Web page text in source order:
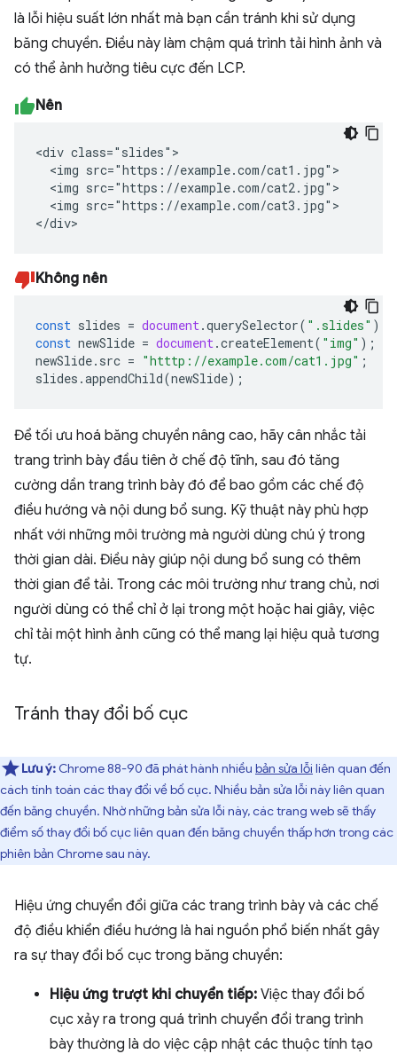
là lỗi hiệu suất lớn nhất mà bạn cần tránh khi sử dụng
băng chuyền. Điều này làm chậm quá trình tải hình ảnh và
có thể ảnh hưởng tiêu cực đến LCP.
Nên
<div class="slides">
  <img src="https://example.com/cat1.jpg">
  <img src="https://example.com/cat2.jpg">
  <img src="https://example.com/cat3.jpg">
</div>
Không nên
const slides = document .querySelector( ".slides" );
const newSlide = document .createElement( "img" );
newSlide. src = "htttp://example.com/cat1.jpg" ;
slides .appendChild(newSlide);
Để tối ưu hoá băng chuyền nâng cao, hãy cân nhắc tải
trang trình bày đầu tiên ở chế độ tĩnh, sau đó tăng
cường dần trang trình bày đó để bao gồm các chế độ
điều hướng và nội dung bổ sung. Kỹ thuật này phù hợp
nhất với những môi trường mà người dùng chú ý trong
thời gian dài. Điều này giúp nội dung bổ sung có thêm
thời gian để tải. Trong các môi trường như trang chủ, nơi
người dùng có thể chỉ ở lại trong một hoặc hai giây, việc
chỉ tải một hình ảnh cũng có thể mang lại hiệu quả tương
tự.
Tránh thay đổi bố cục
Lưu ý: Chrome 88-90 đã phát hành nhiều bản sửa lỗi liên quan đến
cách tính toán các thay đổi về bố cục. Nhiều bản sửa lỗi này liên quan
đến băng chuyền. Nhờ những bản sửa lỗi này, các trang web sẽ thấy
điểm số thay đổi bố cục liên quan đến băng chuyền thấp hơn trong các
phiên bản Chrome sau này.
Hiệu ứng chuyển đổi giữa các trang trình bày và các chế
độ điều khiển điều hướng là hai nguồn phổ biến nhất gây
ra sự thay đổi bố cục trong băng chuyền:
Hiệu ứng trượt khi chuyển tiếp: Việc thay đổi bố
cục xảy ra trong quá trình chuyển đổi trang trình
bày thường là do việc cập nhật các thuộc tính tạo